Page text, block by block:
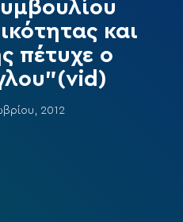
και
πέτυχε ο
2012